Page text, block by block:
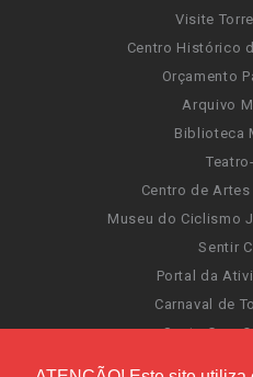
Visite
Centro Histórico
Orçamento
Arquivo
Biblioteca
Centro de
Museu do Ciclismo
Sentir
Portal da
Carnaval de
Santa Cruz